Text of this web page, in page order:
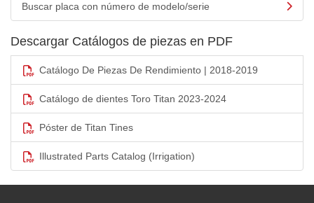
Buscar placa con número de modelo/serie
Descargar Catálogos de piezas en PDF
Catálogo De Piezas De Rendimiento | 2018-2019
Catálogo de dientes Toro Titan 2023-2024
Póster de Titan Tines
Illustrated Parts Catalog (Irrigation)